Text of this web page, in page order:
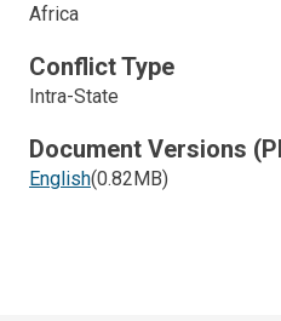
Africa
Conflict Type
Intra-State
Document Versions
English(0.82MB)